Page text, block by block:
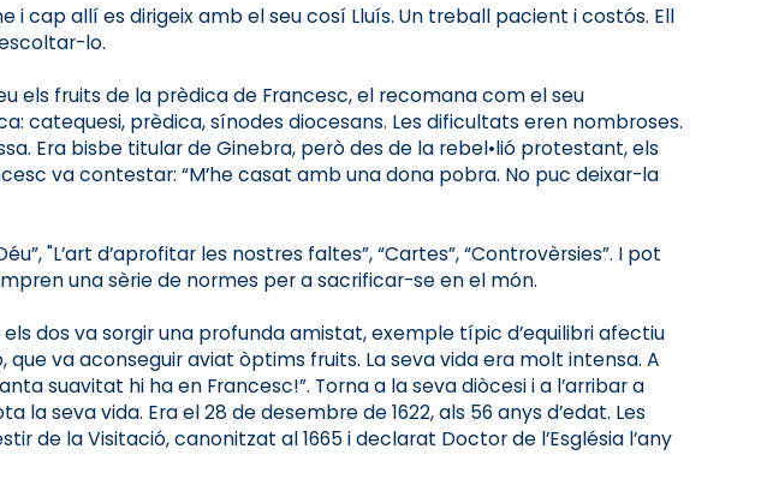
cap allí es dirigeix amb el seu cosí Lluís. Un treball pacient i costós. Ell
lo.
els fruits de la prèdica de Francesc, el recomana com el seu
catequesi, prèdica, sínodes diocesans. Les dificultats eren nombroses.
Era bisbe titular de Ginebra, però des de la rebel•lió protestant, els
va contestar: “M’he casat amb una dona pobra. No puc deixar-la
"L’art d’aprofitar les nostres faltes”, “Cartes”, “Controvèrsies”. I pot
una sèrie de normes per a sacrificar-se en el món.
dos va sorgir una profunda amistat, exemple típic d’equilibri afectiu
va aconseguir aviat òptims fruits. La seva vida era molt intensa. A
suavitat hi ha en Francesc!”. Torna a la seva diòcesi i a l’arribar a
seva vida. Era el 28 de desembre de 1622, als 56 anys d’edat. Les
de la Visitació, canonitzat al 1665 i declarat Doctor de l’Església l’any